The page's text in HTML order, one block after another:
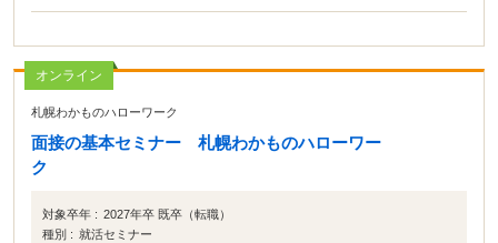
オンライン
札幌わかものハローワーク
面接の基本セミナー 札幌わかものハローワー
ク
対象卒年 : 2027年卒 既卒（転職）
種別 : 就活セミナー